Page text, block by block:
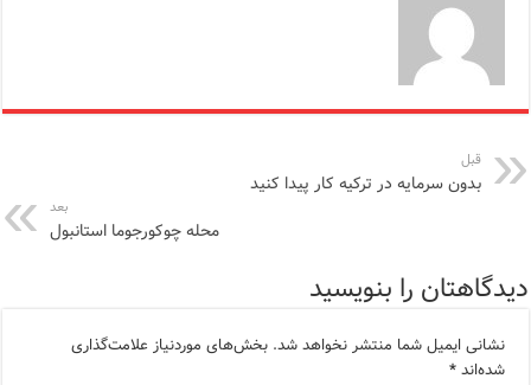
قبل
بدون سرمایه در ترکیه کار پیدا کنید
بعد
محله چوکورجوما استانبول
دیدگاهتان را بنویسید
نشانی ایمیل شما منتشر نخواهد شد. بخش‌های موردنیاز علامت‌گذاری
شده‌اند*